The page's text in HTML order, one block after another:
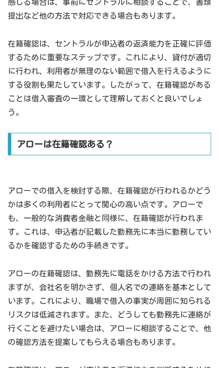
感じる場合は、事前にセントラルに相談することで、書類
提出など他の方法で対応できる場合もあります。
在籍確認は、セントラルが申込者の返済能力を正確に評価
するために重要なステップです。これにより、貸付が適切
に行われ、利用者が無理のない範囲で借入を行えるように
する役割も果たしています。したがって、在籍確認がある
ことは借入審査の一環として理解しておくと良いでしょ
う。
アローは在籍確認ある？
アローでの借入を検討する際、在籍確認が行われるかどう
かは多くの利用者にとって関心の高い点です。アローで
も、一般的な消費者金融と同様に、在籍確認が行われま
す。これは、申込者が記載した勤務先に本当に勤務してい
るかを確認するための手続きです。
アローの在籍確認は、勤務先に電話をかける方法で行われ
ますが、会社名を明かさず、個人名での連絡を基本として
います。これにより、職場で借入の事実が周囲に知られる
リスクは低減されます。また、どうしても勤務先に連絡が
行くことを避けたい場合は、アローに相談することで、他
の確認方法を提案してもらえる場合もあります。